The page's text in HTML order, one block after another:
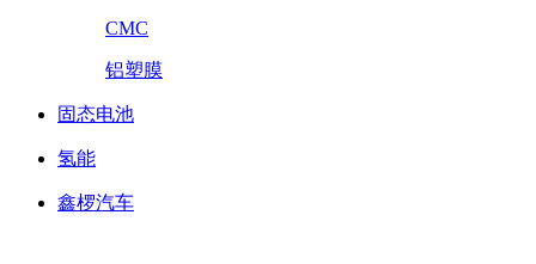
CMC
铝塑膜
固态电池
氢能
鑫椤汽车